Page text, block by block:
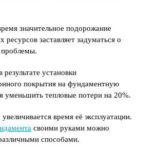
значительное подорожание
ресурсов заставляет задуматься о
результате установки
покрытия на фундаментную
уменьшить тепловые потери на 20%.
время её эксплуатации.
своими руками можно
способами.